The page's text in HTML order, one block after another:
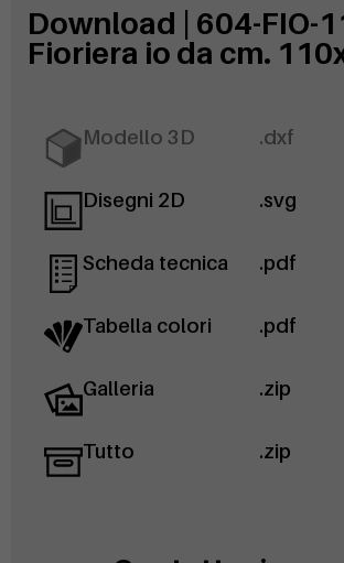
Download | 604-FIO-
Fioriera io da cm.
Modello 3D .dxf
Disegni 2D .svg
Scheda tecnica .pdf
Tabella colori .pdf
Galleria .zip
Tutto .zip